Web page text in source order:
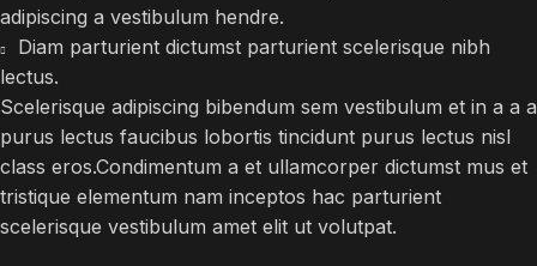
adipiscing a vestibulum hendre.
Diam parturient dictumst parturient scelerisque nibh
lectus.
Scelerisque adipiscing bibendum sem vestibulum et in a a a
purus lectus faucibus lobortis tincidunt purus lectus nisl
class eros.Condimentum a et ullamcorper dictumst mus et
tristique elementum nam inceptos hac parturient
scelerisque vestibulum amet elit ut volutpat.